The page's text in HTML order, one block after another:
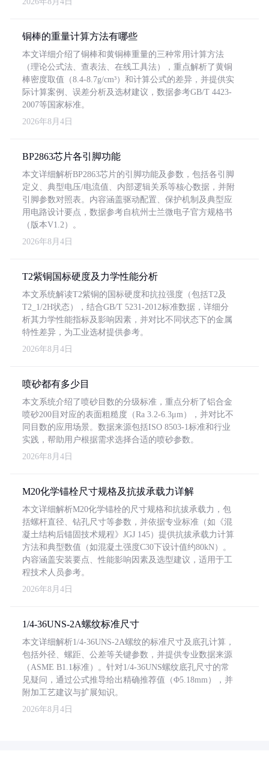
铜棒的重量计算方法有哪些
本文详细介绍了铜棒和黄铜棒重量的三种常用计算方法
（理论公式法、查表法、在线工具法），重点解析了黄铜
棒密度取值（8.4-8.7g/cm³）和计算公式的差异，并提供实
际计算案例、误差分析及选材建议，数据参考GB/T 4423-
2007等国家标准。
2026年8月4日
BP2863芯片各引脚功能
本文详细解析BP2863芯片的引脚功能及参数，包括各引脚
定义、典型电压/电流值、内部逻辑关系等核心数据，并附
引脚参数对照表。内容涵盖驱动配置、保护机制及典型应
用电路设计要点，数据参考自杭州士兰微电子官方规格书
（版本V1.2）。
2026年8月4日
T2紫铜国标硬度及力学性能分析
本文系统解读T2紫铜的国标硬度和抗拉强度（包括T2及
T2_1/2H状态），结合GB/T 5231-2012标准数据，详细分
析其力学性能指标及影响因素，并对比不同状态下的金属
特性差异，为工业选材提供参考。
2026年8月4日
喷砂都有多少目
本文系统介绍了喷砂目数的分级标准，重点分析了铝合金
喷砂200目对应的表面粗糙度（Ra 3.2-6.3μm），并对比不
同目数的应用场景。数据来源包括ISO 8503-1标准和行业
实践，帮助用户根据需求选择合适的喷砂参数。
2026年8月4日
M20化学锚栓尺寸规格及抗拔承载力详解
本文详细解析M20化学锚栓的尺寸规格和抗拔承载力，包
括螺杆直径、钻孔尺寸等参数，并依据专业标准（如《混
凝土结构后锚固技术规程》JGJ 145）提供抗拔承载力计算
方法和典型数值（如混凝土强度C30下设计值约80kN）。
内容涵盖安装要点、性能影响因素及选型建议，适用于工
程技术人员参考。
2026年8月4日
1/4-36UNS-2A螺纹标准尺寸
本文详细解析1/4-36UNS-2A螺纹的标准尺寸及底孔计算，
包括外径、螺距、公差等关键参数，并提供专业数据来源
（ASME B1.1标准）。针对1/4-36UNS螺纹底孔尺寸的常
见疑问，通过公式推导给出精确推荐值（Φ5.18mm），并
附加工艺建议与扩展知识。
2026年8月4日